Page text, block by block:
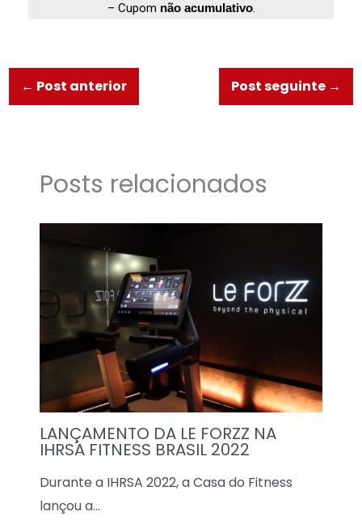
– Cupom não acumulativo.
← Post anterior Post seguinte →
Posts relacionados
LANÇAMENTO DA LE FORZZ NA
IHRSA FITNESS BRASIL 2022​
Durante a IHRSA 2022, a Casa do Fitness
lançou a…